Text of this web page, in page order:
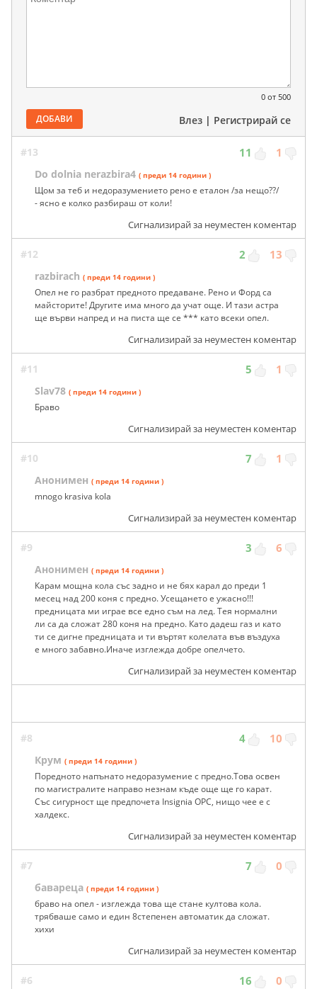
0 от 500
ДОБАВИ Влез | Регистрирай се
#13 11 1
Do dolnia nerazbira4 ( преди 14 години )
Щом за теб и недоразумението рено е еталон /за нещо??/
- ясно е колко разбираш от коли!
Сигнализирай за неуместен коментар
#12 2 13
razbirach ( преди 14 години )
Опел не го разбрат предното предаване. Рено и Форд са
майсторите! Другите има много да учат още. И тази астра
ще върви напред и на писта ще се *** като всеки опел.
Сигнализирай за неуместен коментар
#11 5 1
Slav78 ( преди 14 години )
Браво
Сигнализирай за неуместен коментар
#10 7 1
Анонимен ( преди 14 години )
mnogo krasiva kola
Сигнализирай за неуместен коментар
#9 3 6
Анонимен ( преди 14 години )
Карам мощна кола със задно и не бях карал до преди 1
месец над 200 коня с предно. Усещането е ужасно!!!
предницата ми играе все едно съм на лед. Тея нормални
ли са да сложат 280 коня на предно. Като дадеш газ и като
ти се дигне предницата и ти въртят колелата във въздуха
е много забавно.Иначе изглежда добре опелчето.
Сигнализирай за неуместен коментар
#8 4 10
Крум ( преди 14 години )
Поредното напънато недоразумение с предно.Това освен
по магистралите направо незнам къде още ще го карат.
Със сигурност ще предпочета Insignia OPC, нищо чее е с
халдекс.
Сигнализирай за неуместен коментар
#7 7 0
бавареца ( преди 14 години )
браво на опел - изглежда това ще стане култова кола.
трябваше само и един 8степенен автоматик да сложат.
хихи
Сигнализирай за неуместен коментар
#6 16 0